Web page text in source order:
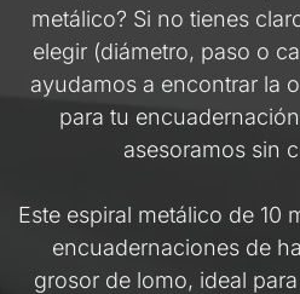
metálico? Si no tienes
elegir (diámetro, paso o
ayudamos a encontrar la
para tu
asesoramos sin
Este espiral metálico de 10
encuadernaciones de
grosor de lomo, ideal